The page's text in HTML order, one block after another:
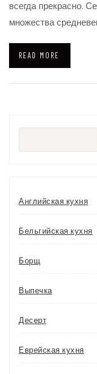
всегда прекрасно.
множества
READ MORE
Английская кухня
Бельгийская кухня
Борщ
Выпечка
Десерт
Еврейская кухня